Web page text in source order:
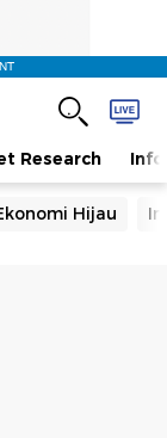
Research
Hijau